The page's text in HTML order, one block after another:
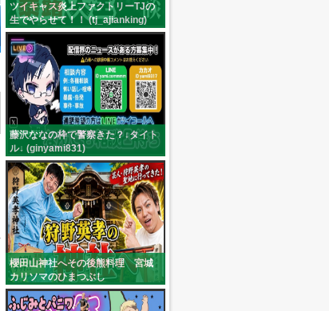
ツイキャス炎上ファクトリーTJの
生でやらせて！！ (tj_ajianking)
藤沢ななの枠で警察きた？↓タイト
ル↓ (ginyami831)
櫻田山神社へその後熊料理 宮城
カリソマのひまつぶし
(niko_yumepirika)